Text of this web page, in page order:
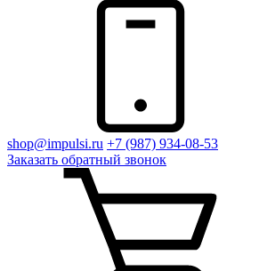
shop@impulsi.ru +7 (987) 934-08-53
Заказать обратный звонок